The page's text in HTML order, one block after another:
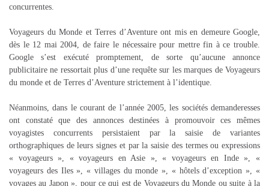
concurrentes.
Voyageurs du Monde et Terres d’Aventure ont mis en demeure Google,
dès le 12 mai 2004, de faire le nécessaire pour mettre fin à ce trouble.
Google s’est exécuté promptement, de sorte qu’aucune annonce
publicitaire ne ressortait plus d’une requête sur les marques de Voyageurs
du monde et de Terres d’Aventure strictement à l’identique.
Néanmoins, dans le courant de l’année 2005, les sociétés demanderesses
ont constaté que des annonces destinées à promouvoir ces mêmes
voyagistes concurrents persistaient par la saisie de variantes
orthographiques de leurs signes et par la saisie des termes ou expressions
« voyageurs », « voyageurs en Asie », « voyageurs en Inde », «
voyageurs des Iles », « villages du monde », « hôtels d’exception », «
voyages au Japon », pour ce qui est de Voyageurs du Monde ou suite à la